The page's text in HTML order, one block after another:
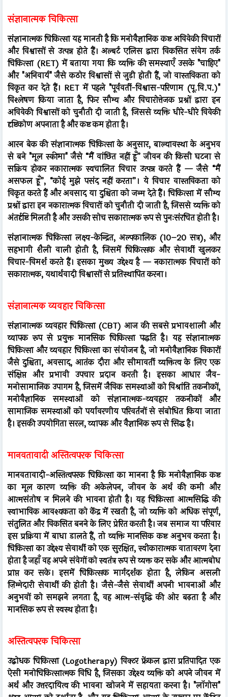
संज्ञानात्मक चिकित्सा
संज्ञानात्मक चिकित्सा यह मानती है कि मनोवैज्ञानिक कष्ट अविवेकी विचारों
और विश्वासों से उत्पन्न होते हैं। अल्बर्ट एलिस द्वारा विकसित संवेग तर्क
चिकित्सा (RET) में बताया गया कि व्यक्ति की समस्याएँ उसके "चाहिए"
और "अनिवार्य" जैसे कठोर विश्वासों से जुड़ी होती हैं, जो वास्तविकता को
विकृत कर देते हैं। RET में पहले "पूर्ववर्ती-विश्वास-परिणाम (पू.वि.प.)"
विश्लेषण किया जाता है, फिर सौम्य और विचारोत्तेजक प्रश्नों द्वारा इन
अविवेकी विश्वासों को चुनौती दी जाती है, जिससे व्यक्ति धीरे-धीरे विवेकी
दृष्टिकोण अपनाता है और कष्ट कम होता है।
आरन बेक की संज्ञानात्मक चिकित्सा के अनुसार, बाल्यावस्था के अनुभव
से बने "मूल स्कीमा" जैसे “मैं वांछित नहीं हूँ” जीवन की किसी घटना से
सक्रिय होकर नकारात्मक स्वचालित विचार उत्पन्न करते हैं — जैसे “मैं
असफल हूँ”, “कोई मुझे पसंद नहीं करता”। ये विचार वास्तविकता को
विकृत करते हैं और अवसाद या दुश्चिता को जन्म देते हैं। चिकित्सा में सौम्य
प्रश्नों द्वारा इन नकारात्मक विचारों को चुनौती दी जाती है, जिससे व्यक्ति को
अंतर्दृष्टि मिलती है और उसकी सोच सकारात्मक रूप से पुनःसंरचित होती है।
संज्ञानात्मक चिकित्सा लक्ष्य-केन्द्रित, अल्पकालिक (10–20 सत्र), और
सहभागी शैली वाली होती है, जिसमें चिकित्सक और सेवार्थी खुलकर
विचार-विमर्श करते हैं। इसका मुख्य उद्देश्य है — नकारात्मक विचारों को
सकारात्मक, यथार्थवादी विश्वासों से प्रतिस्थापित करना।
संज्ञानात्मक व्यवहार चिकित्सा
संज्ञानात्मक व्यवहार चिकित्सा (CBT) आज की सबसे प्रभावशाली और
व्यापक रूप से प्रयुक्त मानसिक चिकित्सा पद्धति है। यह संज्ञानात्मक
चिकित्सा और व्यवहार चिकित्सा का संयोजन है, जो मनोवैज्ञानिक विकारों
जैसे दुश्चिता, अवसाद, आतंक दौरा और सीमावर्ती व्यक्तित्व के लिए एक
संक्षिप्त और प्रभावी उपचार प्रदान करती है। इसका आधार जैव-
मनोसामाजिक उपागम है, जिसमें जैविक समस्याओं को विश्रांति तकनीकों,
मनोवैज्ञानिक समस्याओं को संज्ञानात्मक-व्यवहार तकनीकों और
सामाजिक समस्याओं को पर्यावरणीय परिवर्तनों से संबोधित किया जाता
है। इसकी उपयोगिता सरल, व्यापक और वैज्ञानिक रूप से सिद्ध है।
मानवतावादी अस्तित्वपरक चिकित्सा
मानवतावादी-अस्तित्वपरक चिकित्सा का मानना है कि मनोवैज्ञानिक कष्ट
का मूल कारण व्यक्ति की अकेलेपन, जीवन के अर्थ की कमी और
आत्मसंतोष न मिलने की भावना होती है। यह चिकित्सा आत्मसिद्धि की
स्वाभाविक आवश्यकता को केंद्र में रखती है, जो व्यक्ति को अधिक संपूर्ण,
संतुलित और विकसित बनने के लिए प्रेरित करती है। जब समाज या परिवार
इस प्रक्रिया में बाधा डालते हैं, तो व्यक्ति मानसिक कष्ट अनुभव करता है।
चिकित्सा का उद्देश्य सेवार्थी को एक सुरक्षित, स्वीकारात्मक वातावरण देना
होता है जहाँ वह अपने संवेगों को स्वतंत्र रूप से व्यक्त कर सके और आत्मबोध
प्राप्त कर सके। इसमें चिकित्सक मार्गदर्शक होता है, लेकिन असली
ज़िम्मेदारी सेवार्थी की होती है। जैसे-जैसे सेवार्थी अपनी भावनाओं और
अनुभवों को समझने लगता है, वह आत्म-संवृद्धि की ओर बढ़ता है और
मानसिक रूप से स्वस्थ होता है।
अस्तित्वपरक चिकित्सा
उद्बोधक चिकित्सा (Logotherapy) विक्टर फ्रेंकल द्वारा प्रतिपादित एक
ऐसी मनोचिकित्सात्मक विधि है, जिसका उद्देश्य व्यक्ति को अपने जीवन में
अर्थ और उत्तरदायित्व की भावना खोजने में सहायता करना है। "लॉगोस"